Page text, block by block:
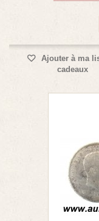
Ajouter à ma
cadeaux